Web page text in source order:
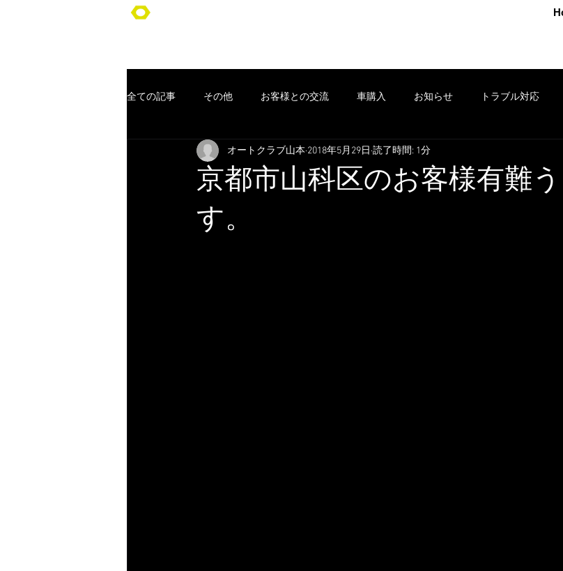
全ての記事 その他 お客様との交流 車購入 お知らせ トラブル対応
ポッキリ車検 オークション 車売却
コンセプト
京都市山科区のお客様有難
す。
オートクラブ山本 2018年5月29日 読了時間: 1分